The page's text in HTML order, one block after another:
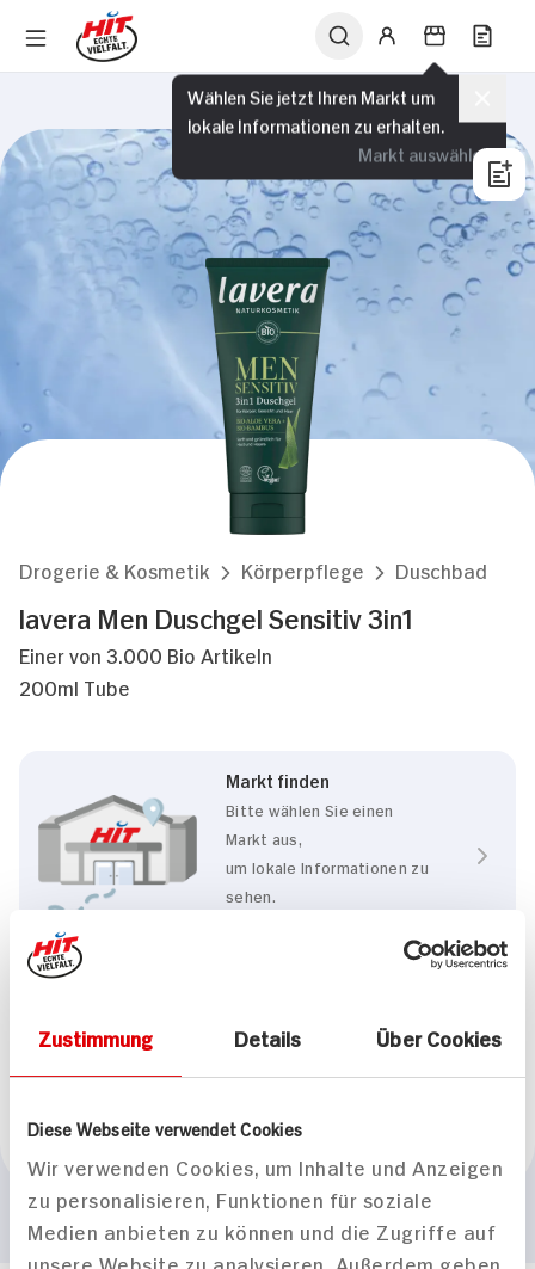
Zustimmung Details Über Cookies
Diese Webseite verwendet Cookies
Wir verwenden Cookies, um Inhalte und Anzeigen
zu personalisieren, Funktionen für soziale
Medien anbieten zu können und die Zugriffe auf
unsere Website zu analysieren. Außerdem geben
Wählen Sie jetzt Ihren Markt um
lokale Informationen zu erhalten.
Markt auswählen
Drogerie & Kosmetik Körperpflege Duschbad
lavera Men Duschgel Sensitiv 3in1
Einer von 3.000 Bio Artikeln
200ml Tube
Markt finden
Bitte wählen Sie einen
Markt aus,
um lokale Informationen zu
sehen.
Marke
lavera Men